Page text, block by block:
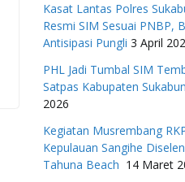
Kasat Lantas Polres
Resmi SIM Sesuai PNBP,
Antisipasi Pungli 3 April
PHL Jadi Tumbal SIM
Satpas Kabupaten
2026
Kegiatan Musrembang
Kepulauan Sangihe
Tahuna Beach 14 Maret